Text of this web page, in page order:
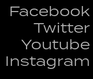
Facebook
Twitter
Youtube
Instagram